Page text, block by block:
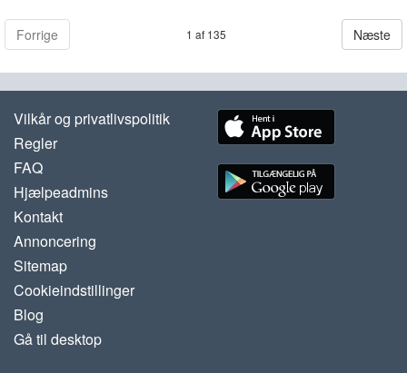
Forrige 1 af 135 Næste
Vilkår og privatlivspolitik
Regler
FAQ
Hjælpeadmins
Kontakt
Annoncering
Sitemap
Cookieindstillinger
Blog
Gå til desktop